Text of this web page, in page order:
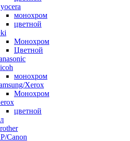
монохром
цветной
Монохром
Цветной
монохром
Xerox
Монохром
цветной
Canon